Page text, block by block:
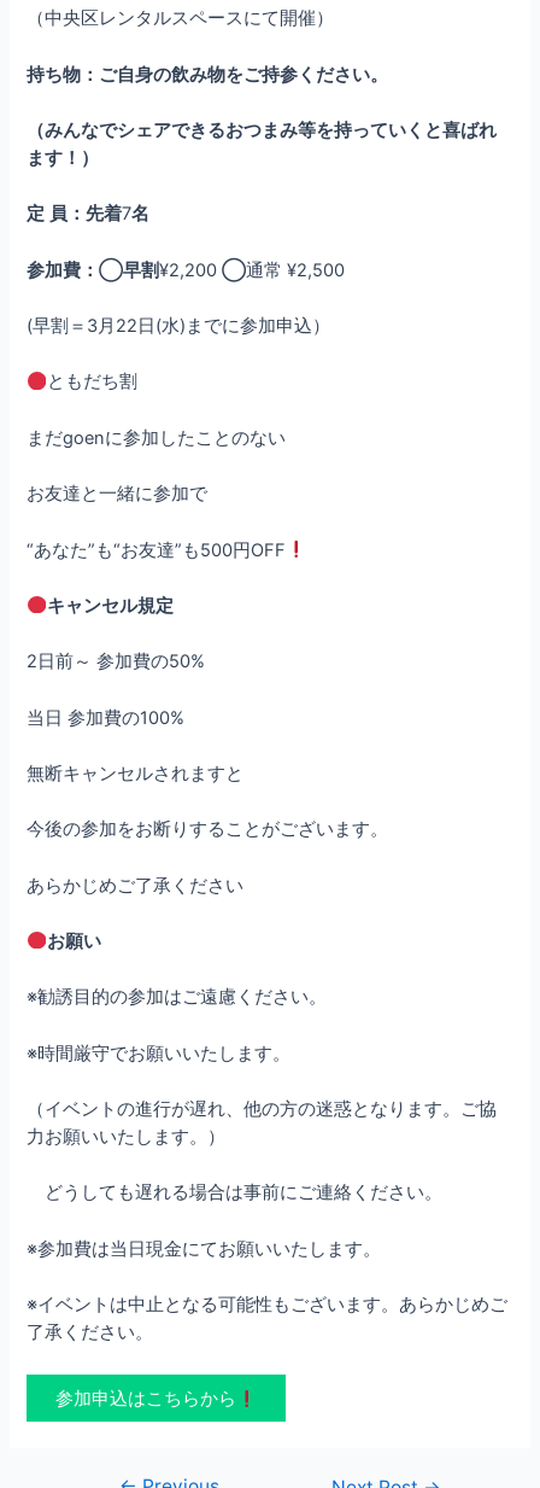
（中央区レンタルスペースにて開催）
持ち物：ご自身の飲み物をご持参ください。
（みんなでシェアできるおつまみ等を持っていくと喜ばれ
ます！）
定 員：先着7名
参加費：◯早割¥2,200◯通常 ¥2,500
(早割＝3月22日(水)までに参加申込）
ともだち割
まだgoenに参加したことのない
お友達と一緒に参加で
“あなた”も“お友達”も500円OFF
キャンセル規定
2日前～ 参加費の50%
当日 参加費の100%
無断キャンセルされますと
今後の参加をお断りすることがございます。
あらかじめご了承ください
お願い
※勧誘目的の参加はご遠慮ください。
※時間厳守でお願いいたします。
（イベントの進行が遅れ、他の方の迷惑となります。ご協
力お願いいたします。）
どうしても遅れる場合は事前にご連絡ください。
※参加費は当日現金にてお願いいたします。
※イベントは中止となる可能性もございます。あらかじめご
了承ください。
参加申込はこちらから